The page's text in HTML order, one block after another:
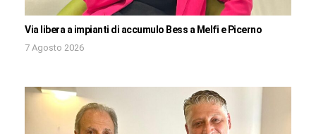
Via libera a impianti di accumulo Bess a Melfi e Picerno
7 Agosto 2026